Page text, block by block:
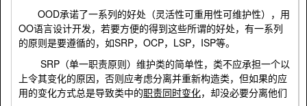
OOD承诺了一系列的好处（灵活性可重用性可维护性），用
OO语言设计开发，若要方便的得到这些所谓的好处，有一系列
的原则是要遵循的，如SRP， OCP， LSP， ISP等。
SRP （单一职责原则）维护类的简单性，类不应承担一个以
上令其变化的原因，否则应考虑分离并重新构造类，但如果的应
用的变化方式总是导致类中的职责同时变化，却没必要分离他们